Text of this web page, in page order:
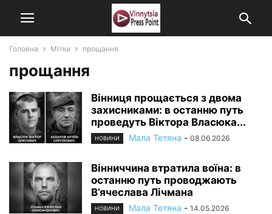
Головна Мітки прощання
прощання
Вінниця прощається з двома
захисниками: в останню путь
проведуть Віктора Власюка...
НОВИНИ Мала Тетяна - 08.06.2026
Вінниччина втратила воїна: в
останню путь проводжають
В’ячеслава Лічмана
НОВИНИ Мала Тетяна - 14.05.2026